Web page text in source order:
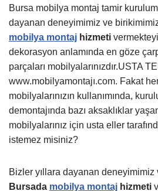
Bursa mobilya montaj tamir
dayanan deneyimimiz ve
mobilya montaj hizmeti
dekorasyon anlamında en göze
parçaları mobilyalarınızdır.USTA
www.mobilyamontajı.com. Fakat
mobilyalarınızın kullanımında,
demontajında bazı aksaklıklar
mobilyalarınız için usta eller
istemez misiniz?
Bizler yıllara dayanan
Bursada mobilya montaj hizmeti